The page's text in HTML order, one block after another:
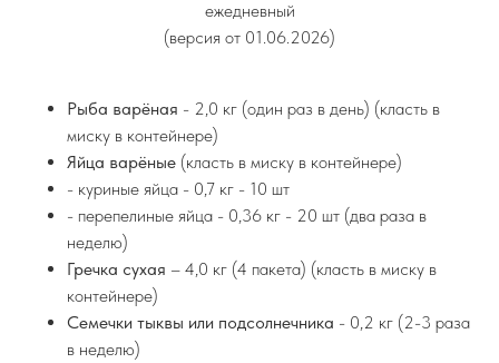
ежедневный
(версия от 01.06.2026)
Рыба варёная - 2,0 кг (один раз в день) (класть в
миску в контейнере)
Яйца варёные (класть в миску в контейнере)
- куриные яйца - 0,7 кг - 10 шт
- перепелиные яйца - 0,36 кг - 20 шт (два раза в
неделю)
Гречка сухая – 4,0 кг (4 пакета) (класть в миску в
контейнере)
Семечки тыквы или подсолнечника - 0,2 кг (2-3 раза
в неделю)